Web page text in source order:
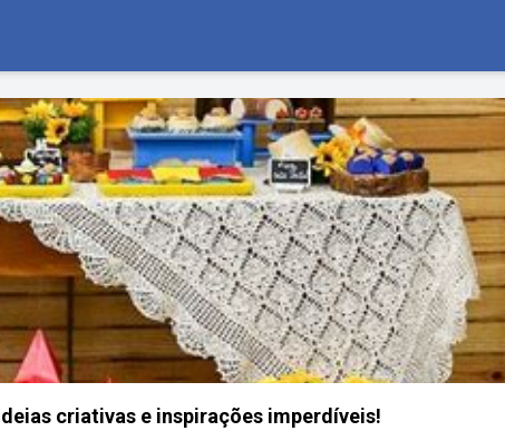
criativas e inspirações imperdíveis!